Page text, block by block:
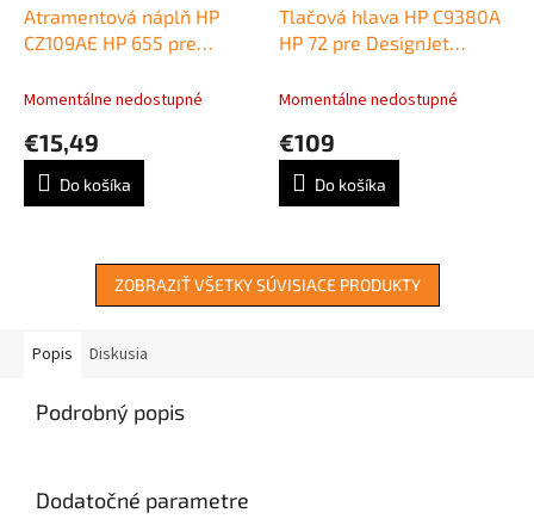
Atramentová náplň HP
CZ109AE HP 655 pre
3525/4615/4625/5525
Momentálne nedostupné
€15,49
Do košíka
Tlačová hlava HP C9380A
HP 72 pre DesignJet
grey/photo black
Momentálne nedostupné
€109
Do košíka
ZOBRAZIŤ VŠETKY SÚVISIACE PRODUKTY
Popis Diskusia
Podrobný popis
Dodatočné parametre